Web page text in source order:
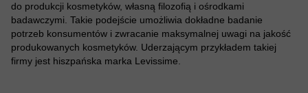
do produkcji kosmetyków, własną filozofią i ośrodkami
badawczymi. Takie podejście umożliwia dokładne badanie
potrzeb konsumentów i zwracanie maksymalnej uwagi na jakość
produkowanych kosmetyków. Uderzającym przykładem takiej
firmy jest hiszpańska marka Levissime.